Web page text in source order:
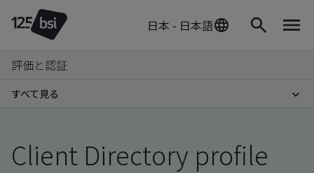
日本 - 日本語
評価と認証
すべて見る
Client Directory profile